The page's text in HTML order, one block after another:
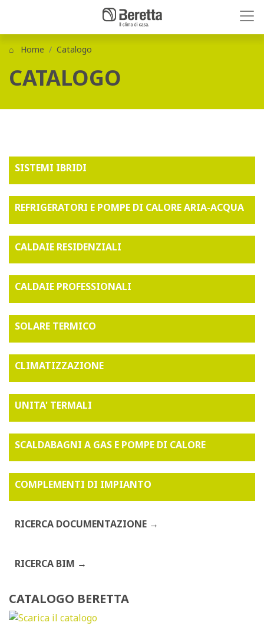
Home Catalogo
CATALOGO
SISTEMI IBRIDI
REFRIGERATORI E POMPE DI CALORE ARIA-ACQUA
CALDAIE RESIDENZIALI
CALDAIE PROFESSIONALI
SOLARE TERMICO
CLIMATIZZAZIONE
UNITA' TERMALI
SCALDABAGNI A GAS E POMPE DI CALORE
COMPLEMENTI DI IMPIANTO
RICERCA DOCUMENTAZIONE
RICERCA BIM
CATALOGO BERETTA